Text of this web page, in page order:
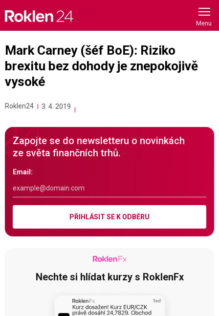
content
Mark Carney (šéf BoE): Riziko
brexitu bez dohody je znepokojivě
vysoké
Roklen24 3. 4. 2019
Zapojte se do newsletteru o novinkách
ze světa finančních trhů.
Email:
PŘIHLÁSIT SE K ODBĚRU
Nechte si hlídat kurzy s RoklenFx